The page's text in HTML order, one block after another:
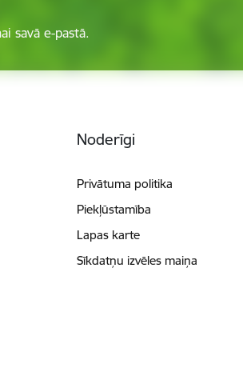
savā e-pastā.
Noderīgi
Privātuma politika
Piekļūstamība
Lapas karte
Sīkdatņu izvēles maiņa